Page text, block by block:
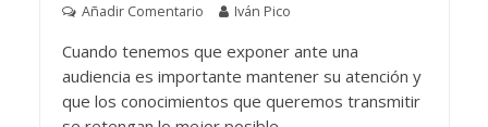
Añadir Comentario Iván Pico
Cuando tenemos que exponer ante una
audiencia es importante mantener su atención y
que los conocimientos que queremos transmitir